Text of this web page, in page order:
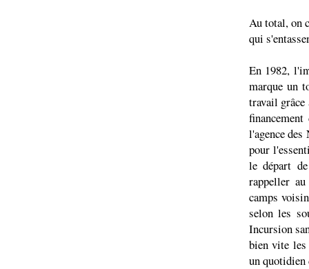
Au total, on
qui
En 1982,
marque un
travail
l'agence
pour
le départ
rappeller
camps
selon les
Incursion
bien vite les
un